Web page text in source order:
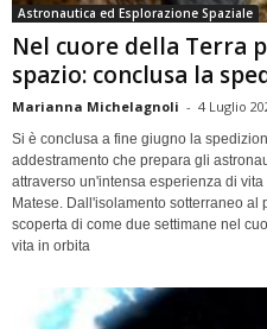
Astronautica ed Esplorazione Spaziale
Nel cuore della Terra
spazio: conclusa la
Marianna Michelagnoli - 4 Luglio
Si è conclusa a fine giugno la
addestramento che prepara gli
attraverso un'intensa esperienza di
Matese. Dall'isolamento sotterraneo al
scoperta di come due settimane nel
vita in orbita